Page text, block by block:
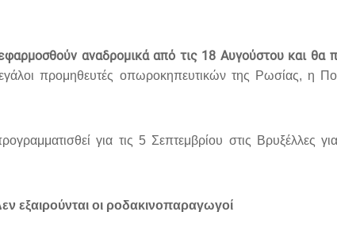
αναδρομικά από τις 18 Αυγούστου και θα
προμηθευτές οπωροκηπευτικών της Ρωσίας, η
για τις 5 Σεπτεμβρίου στις Βρυξέλλες
εξαιρούνται οι ροδακινοπαραγωγοί